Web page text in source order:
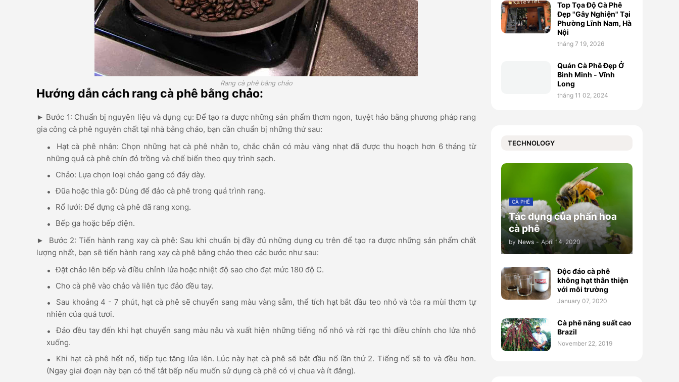
Rang cà phê bằng chảo
Hướng dẫn cách rang cà phê bằng chảo:
► Bước 1: Chuẩn bị nguyên liệu và dụng cụ: Để tạo ra được những sản phẩm thơm ngon, tuyệt hảo bằng phương pháp rang
gia công cà phê nguyên chất tại nhà bằng chảo, bạn cần chuẩn bị những thứ sau:
Hạt cà phê nhân: Chọn những hạt cà phê nhân to, chắc chắn có màu vàng nhạt đã được thu hoạch hơn 6 tháng từ
những quả cà phê chín đỏ trồng và chế biến theo quy trình sạch.
Chảo: Lựa chọn loại chảo gang có đáy dày.
Đũa hoặc thìa gỗ: Dùng để đảo cà phê trong quá trình rang.
Rổ lưới: Để đựng cà phê đã rang xong.
Bếp ga hoặc bếp điện.
► Bước 2: Tiến hành rang xay cà phê: Sau khi chuẩn bị đầy đủ những dụng cụ trên để tạo ra được những sản phẩm chất
lượng nhất, bạn sẽ tiến hành rang xay cà phê bằng chảo theo các bước như sau:
Đặt chảo lên bếp và điều chỉnh lửa hoặc nhiệt độ sao cho đạt mức 180 độ C.
Cho cà phê vào chảo và liên tục đảo đều tay.
Sau khoảng 4 - 7 phút, hạt cà phê sẽ chuyển sang màu vàng sẫm, thể tích hạt bắt đầu teo nhỏ và tỏa ra mùi thơm tự
nhiên của quả tươi.
Đảo đều tay đến khi hạt chuyển sang màu nâu và xuất hiện những tiếng nổ nhỏ và rời rạc thì điều chỉnh cho lửa nhỏ
xuống.
Khi hạt cà phê hết nổ, tiếp tục tăng lửa lên. Lúc này hạt cà phê sẽ bắt đầu nổ lần thứ 2. Tiếng nổ sẽ to và đều hơn.
(Ngay giai đoạn này bạn có thể tắt bếp nếu muốn sử dụng cà phê có vị chua và ít đắng).
Top Tọa Độ Cà Phê
Đẹp "Gây Nghiện" Tại
Phường Lĩnh Nam, Hà
Nội
tháng 7 19, 2026
Quán Cà Phê Đẹp Ở
Bình Minh - Vĩnh
Long
tháng 11 02, 2024
TECHNOLOGY
CÀ PHÊ
Tác dụng của phấn hoa
cà phê
by News - April 14, 2020
Độc đáo cà phê
không hạt thân thiện
với môi trường
January 07, 2020
Cà phê năng suất cao
Brazil
November 22, 2019